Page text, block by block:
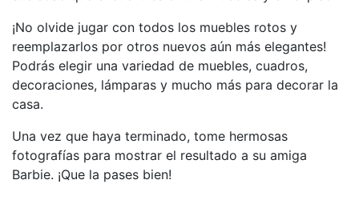
¡No olvide jugar con todos los muebles rotos y
reemplazarlos por otros nuevos aún más elegantes!
Podrás elegir una variedad de muebles, cuadros,
decoraciones, lámparas y mucho más para decorar la
casa.
Una vez que haya terminado, tome hermosas
fotografías para mostrar el resultado a su amiga
Barbie. ¡Que la pases bien!